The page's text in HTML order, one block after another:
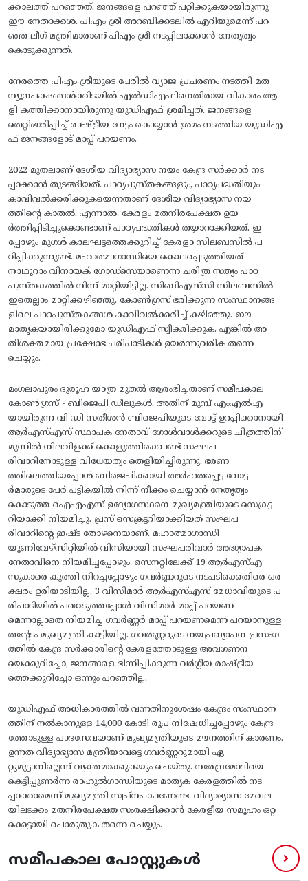
ക്കാലത്ത്‌ പറഞ്ഞത്‌. ജനങ്ങളെ പറഞ്ഞ്‌ പറ്റിക്കുകയായിരുന്നു
ഈ നേതാക്കള്‍. പിഎം ശ്രീ അറബിക്കടലില്‍ എറിയുമെന്ന്‌ പറ
ഞ്ഞ ലീഗ്‌ മന്ത്രിമാരാണ്‌ പിഎം ശ്രീ നടപ്പിലാക്കാന്‍ നേതൃത്വം
കൊടുക്കുന്നത്‌.
നേരത്തെ പിഎം ശ്രീയുടെ പേരില്‍ വ്യാജ പ്രചരണം നടത്തി മത
ന്യൂനപക്ഷങ്ങള്‍ക്കിടയില്‍ എല്‍ഡിഎഫിനെതിരായ വികാരം ആ
ളി കത്തിക്കാനായിരുന്നു യുഡിഎഫ്‌ ശ്രമിച്ചത്‌. ജനങ്ങളെ
തെറ്റിദ്ധരിപ്പിച്ച്‌ രാഷ്‌ട്രീയ നേട്ടം കൊയ്യാന്‍ ശ്രമം നടത്തിയ യുഡിഎ
ഫ്‌ ജനങ്ങളോട്‌ മാപ്പ്‌ പറയണം.
2022 മുതലാണ്‌ ദേശീയ വിദ്യാഭ്യാസ നയം കേന്ദ്ര സര്‍ക്കാര്‍ നട
പ്പാക്കാന്‍ തുടങ്ങിയത്‌. പാഠ്യപുസ്‌തകങ്ങളും, പാഠ്യപദ്ധതിയും
കാവിവല്‍ക്കരിക്കുകയെന്നതാണ്‌ ദേശീയ വിദ്യാഭ്യാസ നയ
ത്തിന്റെ കാതല്‍. എന്നാല്‍, കേരളം മതനിരപേക്ഷത ഉയ
ര്‍ത്തിപ്പിടിച്ചുകൊണ്ടാണ്‌ പാഠ്യപദ്ധതികള്‍ തയ്യാറാക്കിയത്‌. ഇ
പ്പോഴും മുഗള്‍ കാലഘട്ടത്തെക്കുറിച്ച്‌ കേരളാ സിലബസില്‍ പ
ഠിപ്പിക്കുന്നുണ്ട്‌. മഹാത്മാഗാന്ധിയെ കൊലപ്പെടുത്തിയത്‌
നാഥൂറാം വിനായക്‌ ഗോഡ്‌സെയാണെന്ന ചരിത്ര സത്യം പാഠ
പുസ്‌തകത്തില്‍ നിന്ന്‌ മാറ്റിയിട്ടില്ല. സിബിഎസ്‌സി സിലബസില്‍
ഇതെല്ലാം മാറ്റിക്കഴിഞ്ഞു. കോണ്‍ഗ്രസ്‌ ഭരിക്കുന്ന സംസ്ഥാനങ്ങ
ളിലെ പാഠപുസ്‌തകങ്ങള്‍ കാവിവല്‍ക്കരിച്ച്‌ കഴിഞ്ഞു. ഈ
മാതൃകയായിരിക്കുമോ യുഡിഎഫ്‌ സ്വീകരിക്കുക. എങ്കില്‍ അ
തിശക്തമായ പ്രക്ഷോഭ പരിപാടികള്‍ ഉയര്‍ന്നുവരിക തന്നെ
ചെയ്യും.
മംഗലാപുരം ദുരൂഹ യാത്ര മുതല്‍ ആരംഭിച്ചതാണ്‌ സമീപകാല
കോണ്‍ഗ്രസ്‌ - ബിജെപി ഡീലുകള്‍. അതിന്‌ മുമ്പ്‌ എംഎല്‍എ
യായിരുന്ന വി ഡി സതീശന്‍ ബിജെപിയുടെ വോട്ട്‌ ഉറപ്പിക്കാനായി
ആര്‍എസ്‌എസ്‌ സ്ഥാപക നേതാവ്‌ ഗോള്‍വാള്‍ക്കറുടെ ചിത്രത്തിന്‌
മുന്നില്‍ നിലവിളക്ക്‌ കൊളുത്തിക്കൊണ്ട്‌ സംഘപ
രിവാറിനോടുള്ള വിധേയത്വം തെളിയിച്ചിരുന്നു. ഭരണ
ത്തിലെത്തിയപ്പോള്‍ ബിജെപിക്കായി അര്‍ഹതപ്പെട്ട വോട്ട
ര്‍മാരുടെ പേര്‌ പട്ടികയില്‍ നിന്ന്‌ നീക്കം ചെയ്യാന്‍ നേതൃത്വം
കൊടുത്ത ഐഎഎസ്‌ ഉദ്യോഗസ്ഥനെ മുഖ്യമന്ത്രിയുടെ സെക്രട്ട
റിയാക്കി നിയമിച്ചു. പ്രസ് സെക്രട്ടറിയാക്കിയത്‌ സംഘപ
രിവാറിന്റെ ഇഷ്ട തോഴനെയാണ്‌. മഹാത്മാഗാന്ധി
യൂണിവേഴ്‌സിറ്റിയില്‍ വിസിയായി സംഘപരിവാര്‍ അദ്ധ്യാപക
നേതാവിനെ നിയമിച്ചപ്പോഴും, സെനറ്റിലേക്ക്‌ 19 ആര്‍എസ്‌എ
സുകാരെ കുത്തി നിറച്ചപ്പോഴും ഗവര്‍ണ്ണറുടെ നടപടിക്കെതിരെ ഒര
ക്ഷരം ഉരിയാടിയില്ല. 3 വിസിമാര്‍ ആര്‍എസ്‌എസ്‌ മേധാവിയുടെ പ
രിപാടിയില്‍ പങ്കെടുത്തപ്പോള്‍ വിസിമാര്‍ മാപ്പ്‌ പറയണ
മെന്നാല്ലാതെ നിയമിച്ച ഗവര്‍ണ്ണര്‍ മാപ്പ്‌ പറയണമെന്ന്‌ പറയാനുള്ള
തന്റേടം മുഖ്യമന്ത്രി കാട്ടിയില്ല. ഗവര്‍ണ്ണറുടെ നയപ്രഖ്യാപന പ്രസംഗ
ത്തില്‍ കേന്ദ്ര സര്‍ക്കാരിന്റെ കേരളത്തോടുള്ള അവഗണന
യെക്കുറിച്ചോ, ജനങ്ങളെ ഭിന്നിപ്പിക്കുന്ന വര്‍ഗ്ഗീയ രാഷ്‌ട്രീയ
ത്തെക്കുറിച്ചോ ഒന്നും പറഞ്ഞില്ല.
യുഡിഎഫ്‌ അധികാരത്തില്‍ വന്നതിനുശേഷം കേന്ദ്രം സംസ്ഥാന
ത്തിന്‌ നല്‍കാനുള്ള 14,000 കോടി രൂപ നിഷേധിച്ചപ്പോഴും കേന്ദ്ര
ത്തോടുള്ള പാദസേവയാണ്‌ മുഖ്യമന്ത്രിയുടെ മൗനത്തിന്‌ കാരണം.
ഉന്നത വിദ്യാഭ്യാസ മന്ത്രിയാവട്ടെ ഗവര്‍ണ്ണറുമായി ഏ
റ്റുമുട്ടാനില്ലെന്ന്‌ വ്യക്തമാക്കുകയും ചെയ്‌തു. നരേന്ദ്രമോദിയെ
കെട്ടിപ്പുണര്‍ന്ന രാഹുല്‍ഗാന്ധിയുടെ മാതൃക കേരളത്തില്‍ നട
പ്പാക്കാമെന്ന്‌ മുഖ്യമന്ത്രി സ്വപ്‌നം കാണേണ്ട. വിദ്യാഭ്യാസ മേഖല
യിലടക്കം മതനിരപേക്ഷത സംരക്ഷിക്കാന്‍ കേരളീയ സമൂഹം ഒറ്റ
ക്കെട്ടായി പൊരുതുക തന്നെ ചെയ്യും.
സമീപകാല പോസ്റ്റുകൾ